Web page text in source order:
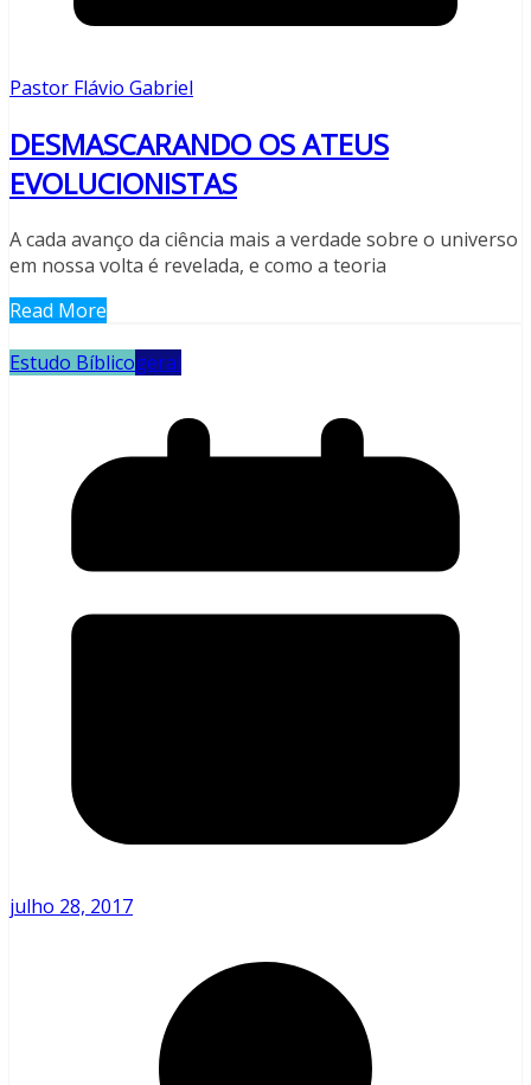
Pastor Flávio Gabriel
DESMASCARANDO OS ATEUS
EVOLUCIONISTAS
A cada avanço da ciência mais a verdade sobre o universo
em nossa volta é revelada, e como a teoria
Read More
Estudo Bíblicogeral
julho 28, 2017